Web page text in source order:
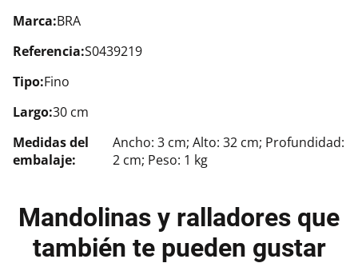
Marca:BRA
Referencia:S0439219
Tipo:Fino
Largo:30 cm
Medidas del
embalaje:
Ancho: 3 cm; Alto: 32 cm; Profundidad:
2 cm; Peso: 1 kg
Mandolinas y ralladores que
también te pueden gustar